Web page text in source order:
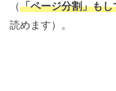
（「ページ分割」もし
読めます）。